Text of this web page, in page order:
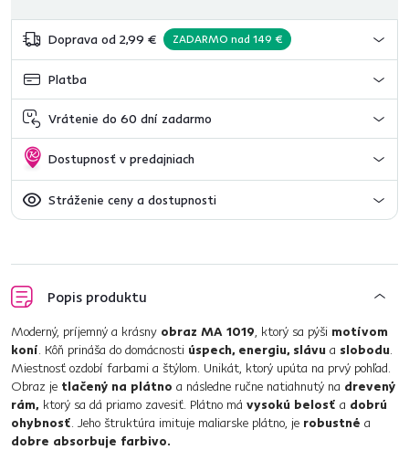
Doprava od 2,99 € ZADARMO nad 149 €
Platba
Vrátenie do 60 dní zadarmo
Dostupnosť v predajniach
Stráženie ceny a dostupnosti
Popis produktu
Moderný, príjemný a krásny obraz MA 1019, ktorý sa pýši motívom
koní. Kôň prináša do domácnosti úspech, energiu, slávu a slobodu.
Miestnosť ozdobí farbami a štýlom. Unikát, ktorý upúta na prvý pohľad.
Obraz je tlačený na plátno a následne ručne natiahnutý na drevený
rám, ktorý sa dá priamo zavesiť. Plátno má vysokú belosť a dobrú
ohybnosť. Jeho štruktúra imituje maliarske plátno, je robustné a
dobre absorbuje farbivo.